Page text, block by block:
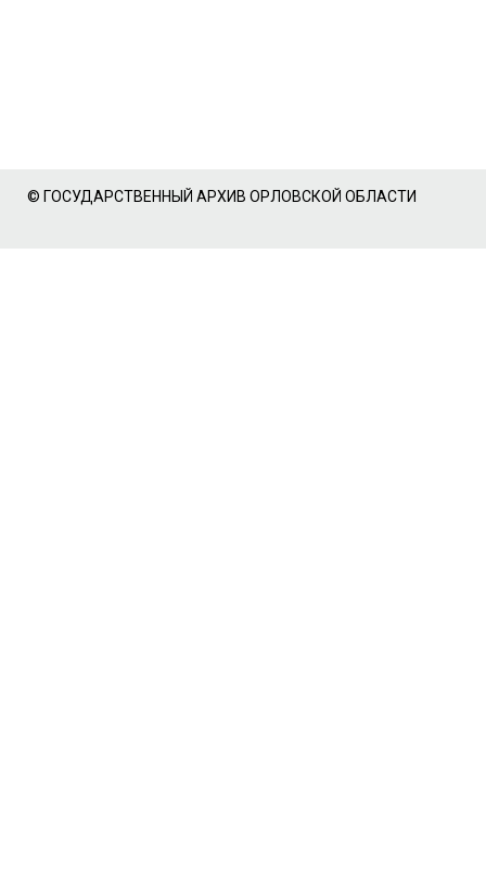
© ГОСУДАРСТВЕННЫЙ АРХИВ ОРЛОВСКОЙ ОБЛАСТИ